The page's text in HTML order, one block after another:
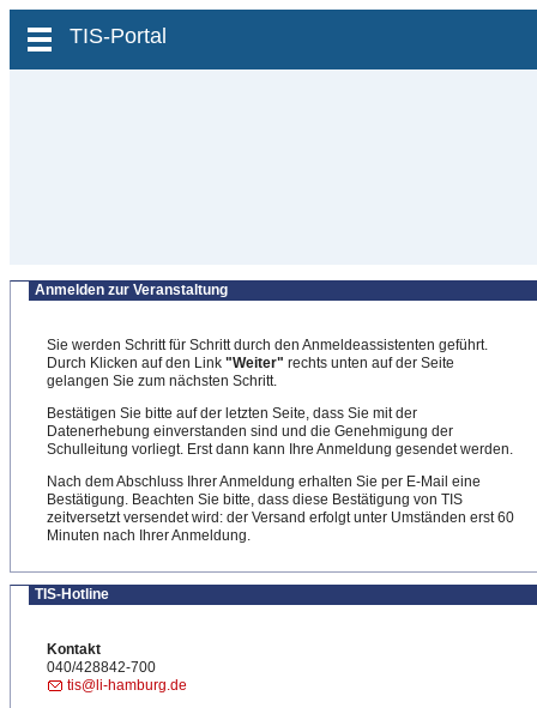
zum Inhalt wechseln
TIS-Portal
Anmelden zur Veranstaltung
Sie werden Schritt für Schritt durch den Anmeldeassistenten geführt.
Durch Klicken auf den Link "Weiter" rechts unten auf der Seite
gelangen Sie zum nächsten Schritt.
Bestätigen Sie bitte auf der letzten Seite, dass Sie mit der
Datenerhebung einverstanden sind und die Genehmigung der
Schulleitung vorliegt. Erst dann kann Ihre Anmeldung gesendet werden.
Nach dem Abschluss Ihrer Anmeldung erhalten Sie per E-Mail eine
Bestätigung. Beachten Sie bitte, dass diese Bestätigung von TIS
zeitversetzt versendet wird: der Versand erfolgt unter Umständen erst 60
Minuten nach Ihrer Anmeldung.
TIS-Hotline
Kontakt
040/428842-700
tis@li-hamburg.de